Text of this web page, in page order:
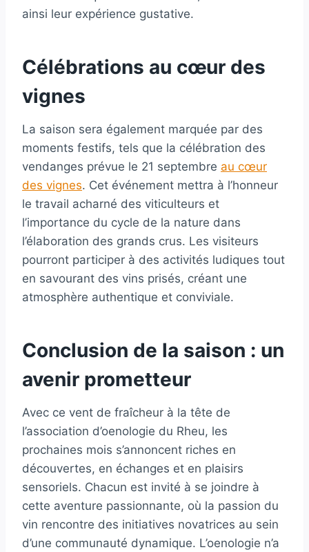
ainsi leur expérience gustative.
Célébrations au cœur des
vignes
La saison sera également marquée par des
moments festifs, tels que la célébration des
vendanges prévue le 21 septembre au cœur
des vignes. Cet événement mettra à l’honneur
le travail acharné des viticulteurs et
l’importance du cycle de la nature dans
l’élaboration des grands crus. Les visiteurs
pourront participer à des activités ludiques tout
en savourant des vins prisés, créant une
atmosphère authentique et conviviale.
Conclusion de la saison : un
avenir prometteur
Avec ce vent de fraîcheur à la tête de
l’association d’oenologie du Rheu, les
prochaines mois s’annoncent riches en
découvertes, en échanges et en plaisirs
sensoriels. Chacun est invité à se joindre à
cette aventure passionnante, où la passion du
vin rencontre des initiatives novatrices au sein
d’une communauté dynamique. L’oenologie n’a